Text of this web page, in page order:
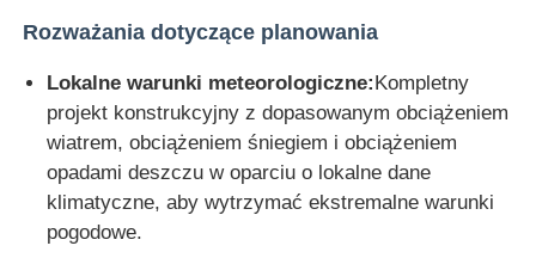
Rozważania dotyczące planowania
Lokalne warunki meteorologiczne:Kompletny
projekt konstrukcyjny z dopasowanym obciążeniem
wiatrem, obciążeniem śniegiem i obciążeniem
opadami deszczu w oparciu o lokalne dane
klimatyczne, aby wytrzymać ekstremalne warunki
pogodowe.